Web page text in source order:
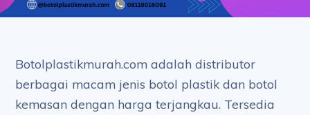
Botolplastikmurah.com adalah distributor
berbagai macam jenis botol plastik dan botol
kemasan dengan harga terjangkau. Tersedia